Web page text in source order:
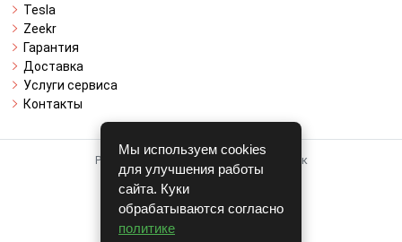
Tesla
Zeekr
Гарантия
Доставка
Услуги сервиса
Контакты
Работает на системе для авторазборок
CARRO.БИЗНЕС
Полная версия
© COPYRIGHT 2026 г.
Мы используем cookies
для улучшения работы
сайта. Куки
обрабатываются согласно
политике